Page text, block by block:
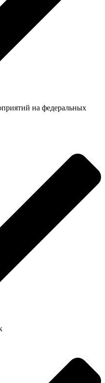
на федеральных